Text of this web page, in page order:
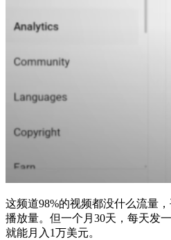
这频道98%的视频都没什么流量
播放量。但一个月30天，每天发
就能月入1万美元。